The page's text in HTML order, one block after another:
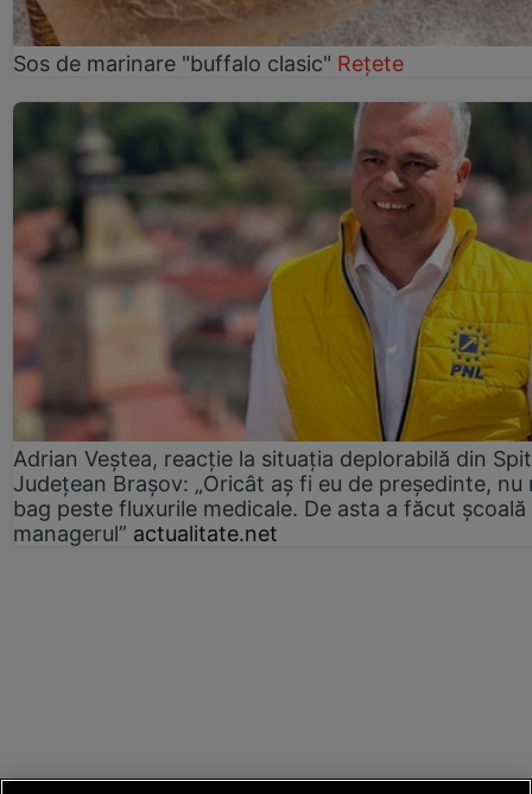
Sos de marinare "buffalo clasic" Rețete
Adrian Veștea, reacție la situația deplorabilă din
Județean Brașov: „Oricât aș fi eu de președinte, nu
bag peste fluxurile medicale. De asta a făcut școală
managerul” actualitate.net